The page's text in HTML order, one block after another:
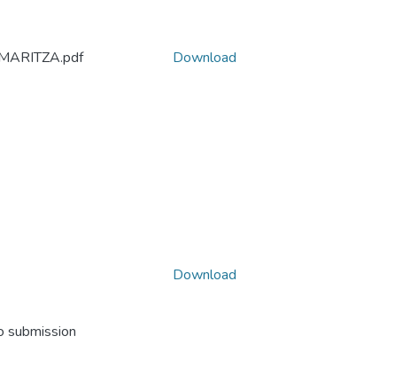
Download
submission
Download